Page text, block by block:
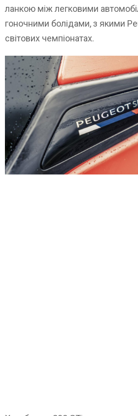
ланкою між легковими
гоночними болідами, з якими
світових чемпіонатах.